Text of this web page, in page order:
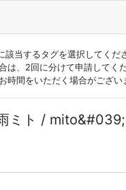
当するタグを選択してくだ
は、2回に分けて申請してくだ
時間をいただく場合がござい
ミト /